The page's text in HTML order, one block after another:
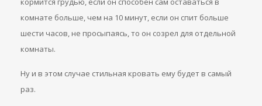
комнате больше, чем на 10 минут, если он спит больше
шести часов, не просыпаясь, то он созрел для отдельной
комнаты.
Ну и в этом случае стильная кровать ему будет в самый
раз.